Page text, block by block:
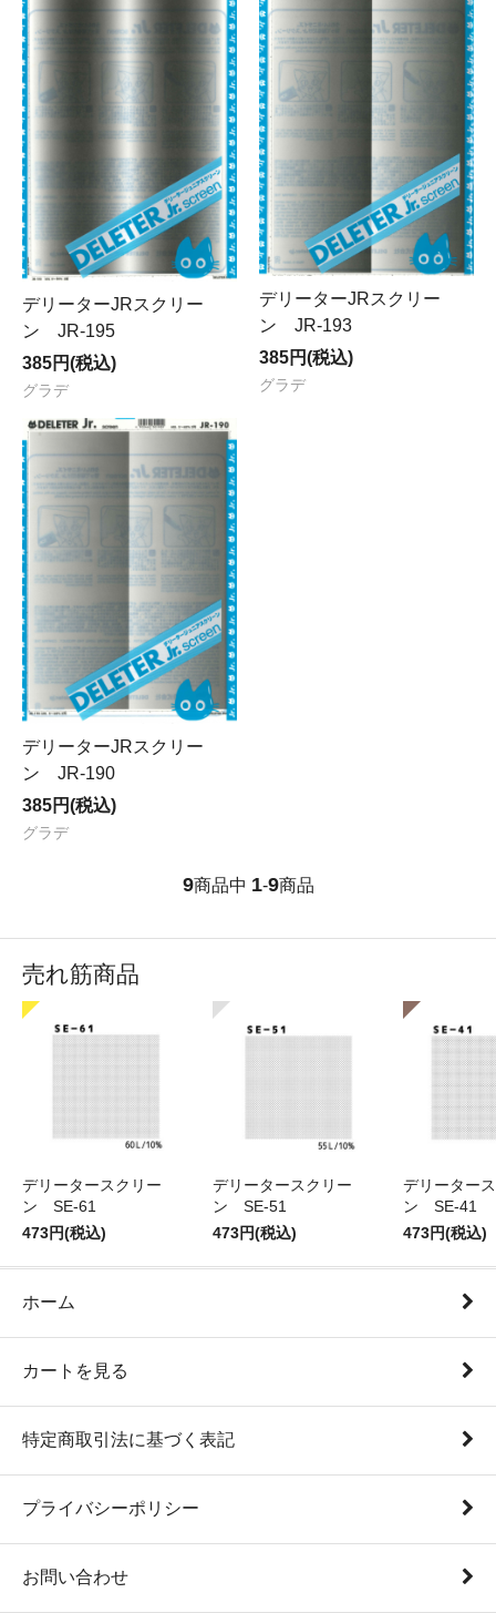
デリーターJRスクリー
ン JR-195
385円(税込)
グラデ
デリーターJRスクリー
ン JR-193
385円(税込)
グラデ
デリーターJRスクリー
ン JR-190
385円(税込)
グラデ
9商品中 1-9商品
売れ筋商品
デリータースクリー
ン SE-61
473円(税込)
デリータースクリー
ン SE-51
473円(税込)
デリーター
ン SE-41
473円(税込)
ホーム
カートを見る
特定商取引法に基づく表記
プライバシーポリシー
お問い合わせ